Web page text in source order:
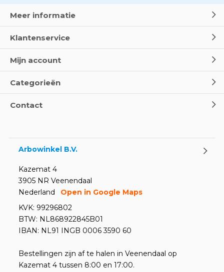
Meer informatie
Klantenservice
Mijn account
Categorieën
Contact
Arbowinkel B.V.
Kazemat 4
3905 NR Veenendaal
Nederland
Open in Google Maps
KVK: 99296802
BTW: NL868922845B01
IBAN: NL91 INGB 0006 3590 60
Bestellingen zijn af te halen in Veenendaal op
Kazemat 4 tussen 8:00 en 17:00.